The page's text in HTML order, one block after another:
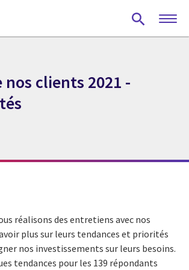
nos clients 2021 -
réalisons des entretiens avec nos
plus sur leurs tendances et priorités
nos investissements sur leurs besoins.
tendances pour les 139 répondants